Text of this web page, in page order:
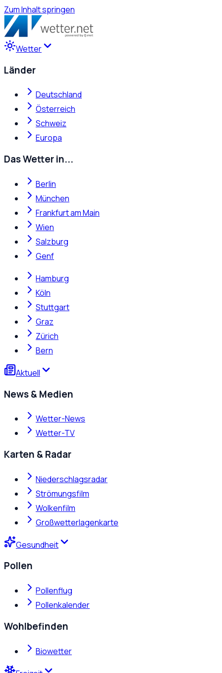
Zum Inhalt springen
Wetter
Länder
Deutschland
Österreich
Schweiz
Europa
Das Wetter in...
Berlin
München
Frankfurt am Main
Wien
Salzburg
Genf
Hamburg
Köln
Stuttgart
Graz
Zürich
Bern
Aktuell
News & Medien
Wetter-News
Wetter-TV
Karten & Radar
Niederschlagsradar
Strömungsfilm
Wolkenfilm
Großwetterlagenkarte
Gesundheit
Pollen
Pollenflug
Pollenkalender
Wohlbefinden
Biowetter